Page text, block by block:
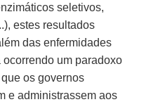
seletivos,
estes resultados
das enfermidades
um paradoxo
os governos
e administrassem aos